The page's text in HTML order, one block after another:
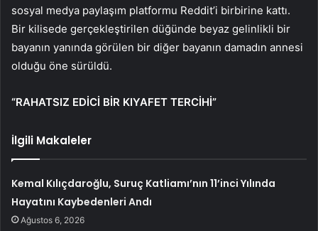
sosyal medya paylaşım platformu Reddit’i birbirine kattı.
Bir kilisede gerçekleştirilen düğünde beyaz gelinlikli bir
bayanın yanında görülen bir diğer bayanın damadın annesi
olduğu öne sürüldü.
“RAHATSIZ EDİCİ BİR KIYAFET TERCİHİ”
İlgili Makaleler
Kemal Kılıçdaroğlu, Suruç Katliamı’nın 11’inci Yılında
Hayatını Kaybedenleri Andı
Ağustos 6, 2026